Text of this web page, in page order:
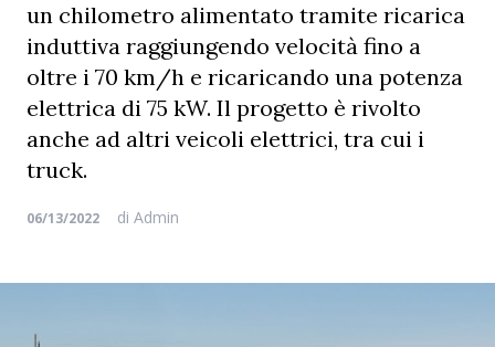
un chilometro alimentato tramite ricarica
induttiva raggiungendo velocità fino a
oltre i 70 km/h e ricaricando una potenza
elettrica di 75 kW. Il progetto è rivolto
anche ad altri veicoli elettrici, tra cui i
truck.
06/13/2022 di Admin